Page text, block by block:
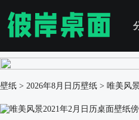
壁纸 > 2026年8月日历壁纸 > 唯美风